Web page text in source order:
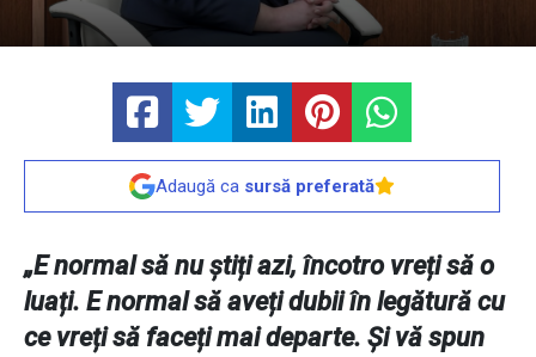
Adaugă ca sursă preferată
„E normal să nu știți azi, încotro vreți să o
luați. E normal să aveți dubii în legătură cu
ce vreți să faceți mai departe. Și vă spun